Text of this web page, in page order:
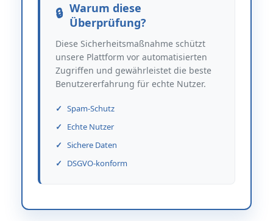
Warum diese
Überprüfung?
Diese Sicherheitsmaßnahme schützt
unsere Plattform vor automatisierten
Zugriffen und gewährleistet die beste
Benutzererfahrung für echte Nutzer.
Spam-Schutz
Echte Nutzer
Sichere Daten
DSGVO-konform